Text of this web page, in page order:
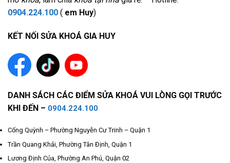
0904.224.100 ( em Huy)
KẾT NỐI SỬA KHOÁ GIA HUY
DANH SÁCH CÁC ĐIỂM SỬA KHOÁ VUI LÒNG GỌI TRƯỚC
KHI ĐẾN – 0904.224.100
Cống Quỳnh – Phường Nguyễn Cư Trinh – Quận 1
Trần Quang Khải, Phường Tân Định, Quận 1
Lương Định Của, Phường An Phú, Quận 02